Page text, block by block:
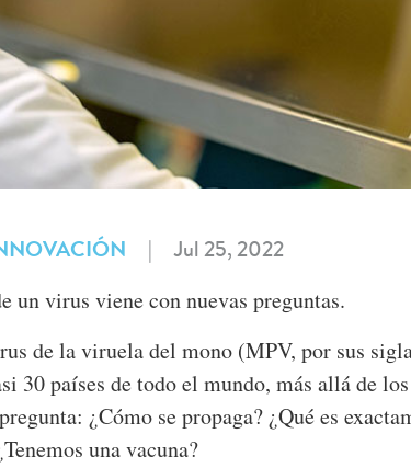
| Jul 25, 2022
un virus viene con nuevas preguntas.
de la viruela del mono (MPV, por sus
30 países de todo el mundo, más allá de
¿Cómo se propaga? ¿Qué es
una vacuna?